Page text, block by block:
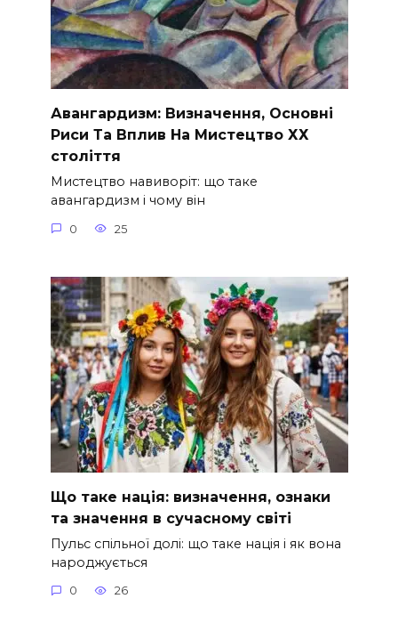
Авангардизм: Визначення, Основні
Риси Та Вплив На Мистецтво ХХ
століття
Мистецтво навиворіт: що таке
авангардизм і чому він
0 25
Що таке нація: визначення, ознаки
та значення в сучасному світі
Пульс спільної долі: що таке нація і як вона
народжується
0 26